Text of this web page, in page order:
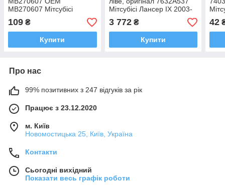
MB270607 Мітсубісі
Лансер, Галант,
Аутлендер 1990-2007
109 ₴
Купити
Мітсубісі Лансер IX 2003-
2008
3 772₴
Купити
42
Про нас
99% позитивних з 247 відгуків за рік
Працює з 23.12.2020
м. Київ
Новомостицька 25, Київ, Україна
Контакти
Сьогодні вихідний
Показати весь графік роботи